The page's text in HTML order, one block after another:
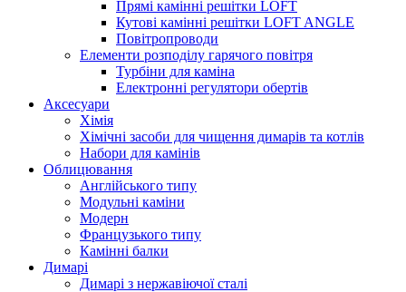
Прямі камінні решітки LOFT
Кутові камінні решітки LOFT ANGLE
Повітропроводи
Елементи розподілу гарячого повітря
Турбіни для каміна
Електронні регулятори обертів
Аксесуари
Хімія
Хімічні засоби для чищення димарів та котлів
Набори для камінів
Облицювання
Англійського типу
Модульні каміни
Модерн
Французького типу
Камінні балки
Димарі
Димарі з нержавіючої сталі